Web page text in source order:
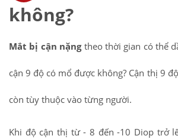
không?
Mắt bị cận nặng theo thời gian có thể
cận 9 độ có mổ được không? Cận thị 9
còn tùy thuộc vào từng người.
Khi độ cận thị từ - 8 đến -10 Diop trở